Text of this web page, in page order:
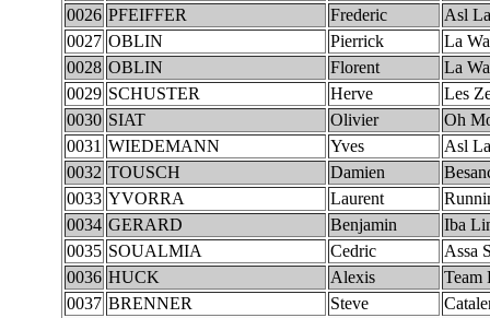
0026 PFEIFFER Frederic
Asl
0027 OBLIN Pierrick
La
0028 OBLIN Florent
La
0029 SCHUSTER Herve
Les
0030 SIAT Olivier
Oh
0031 WIEDEMANN Yves
Asl
0032 TOUSCH Damien
0033 YVORRA Laurent
0034 GERARD Benjamin
Iba
0035 SOUALMIA Cedric
Assa
0036 HUCK Alexis
Team
0037 BRENNER Steve